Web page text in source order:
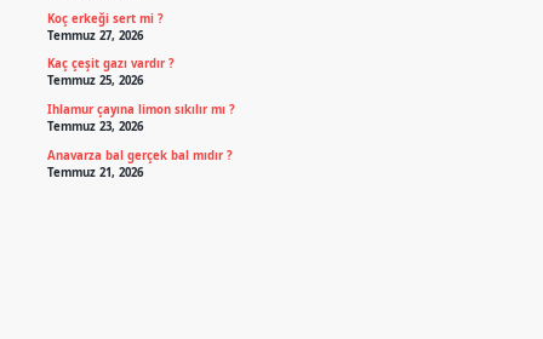
Koç erkeği sert mi ?
Temmuz 27, 2026
Kaç çeşit gazı vardır ?
Temmuz 25, 2026
Ihlamur çayına limon sıkılır mı ?
Temmuz 23, 2026
Anavarza bal gerçek bal mıdır ?
Temmuz 21, 2026